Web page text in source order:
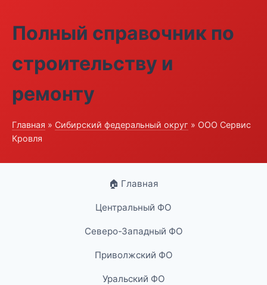
Полный справочник по
строительству и
ремонту
Главная » Сибирский федеральный округ » ООО Сервис
Кровля
🏠 Главная
Центральный ФО
Северо-Западный ФО
Приволжский ФО
Уральский ФО